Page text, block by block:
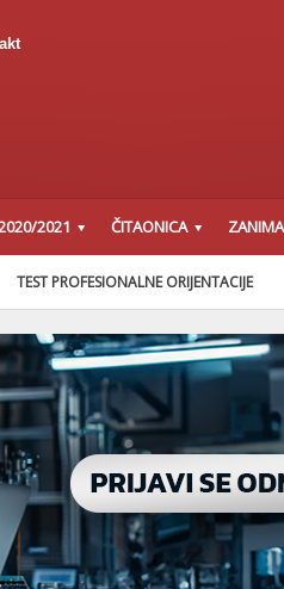
2021 ČITAONICA
TEST PROFESIONALNE ORIJENTACIJE